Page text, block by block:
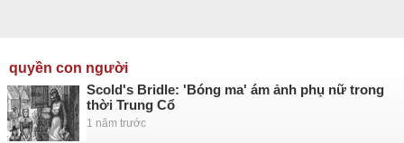
quyền con người
Scold's Bridle: 'Bóng ma' ám ảnh phụ nữ trong
thời Trung Cổ
1 năm trước